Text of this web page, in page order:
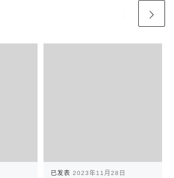
已发表 2023年11月28日